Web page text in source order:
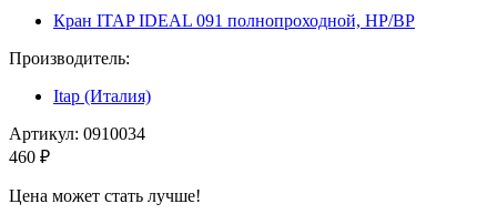
Кран ITAP IDEAL 091 полнопроходной, НР/ВР
Производитель:
Itap (Италия)
Артикул: 0910034
460 ₽
Цена может стать лучше!